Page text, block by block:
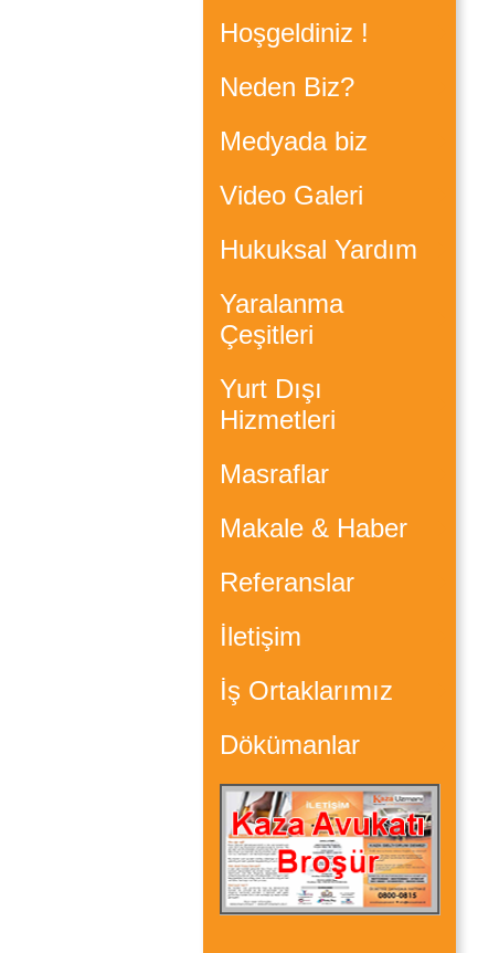
Hoşgeldiniz !
Neden Biz?
Medyada biz
Video Galeri
Hukuksal Yardım
Yaralanma
Çeşitleri
Yurt Dışı
Hizmetleri
Masraflar
Makale & Haber
Referanslar
İletişim
İş Ortaklarımız
Dökümanlar